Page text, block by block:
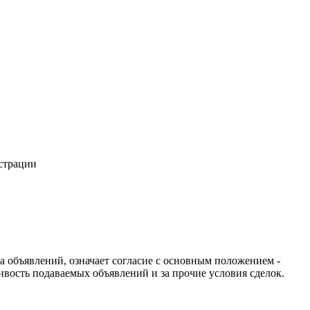
объявлений, означает согласие с основным положением -
подаваемых объявлений и за прочие условия сделок.